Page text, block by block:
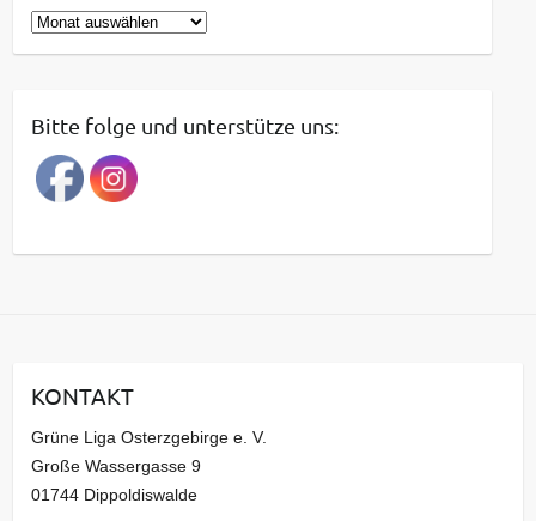
B
e
r
a
g
a
v
Bitte folge und unterstütze uns:
KONTAKT
Grüne Liga Osterzgebirge e. V.
Große Wassergasse 9
01744 Dippoldiswalde